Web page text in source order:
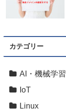
カテゴリー
AI・機械学習
IoT
Linux